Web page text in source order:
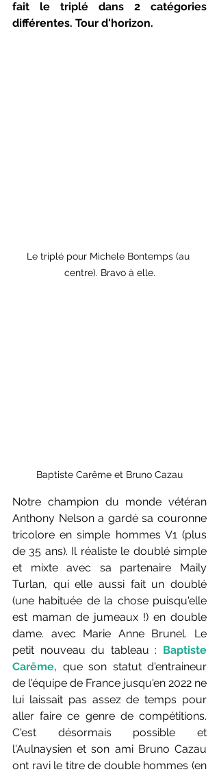
fait le triplé dans 2 catégories
différentes. Tour d'horizon.
Le triplé pour Michele Bontemps (au
centre). Bravo à elle.
Baptiste Carême et Bruno Cazau
Notre champion du monde vétéran
Anthony Nelson a gardé sa couronne
tricolore en simple hommes V1 (plus
de 35 ans). Il réaliste le doublé simple
et mixte avec sa partenaire Maily
Turlan, qui elle aussi fait un doublé
(une habituée de la chose puisqu'elle
est maman de jumeaux !) en double
dame. avec Marie Anne Brunel. Le
petit nouveau du tableau : Baptiste
Carême, que son statut d'entraineur
de l'équipe de France jusqu'en 2022 ne
lui laissait pas assez de temps pour
aller faire ce genre de compétitions.
C'est désormais possible et
l'Aulnaysien et son ami Bruno Cazau
ont ravi le titre de double hommes (en